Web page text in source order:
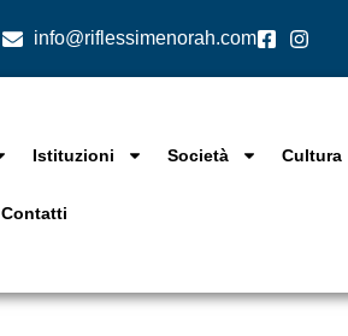
info@riflessimenorah.com
Istituzioni Società Cultura
Contatti